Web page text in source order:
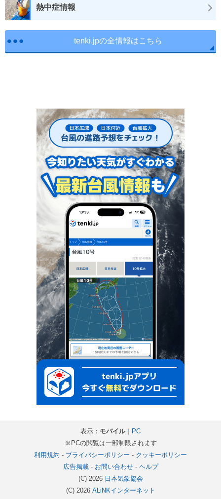
熱中症情報
tenki.jpの全情報はこちら
表示： モバイル｜
PC
※PCの閲覧は一部制限されます
利用規約 - プライバシーポリシー - クッキーポリシー
広告掲載- お問い合わせ- ヘルプ
(C) 2026 日本気象協会
(C) 2026 ALiNKインターネット